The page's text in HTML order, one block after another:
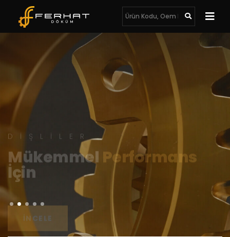
İNCELE
DIŞLILER
MükemmelPerformans
İçin
İNCELE